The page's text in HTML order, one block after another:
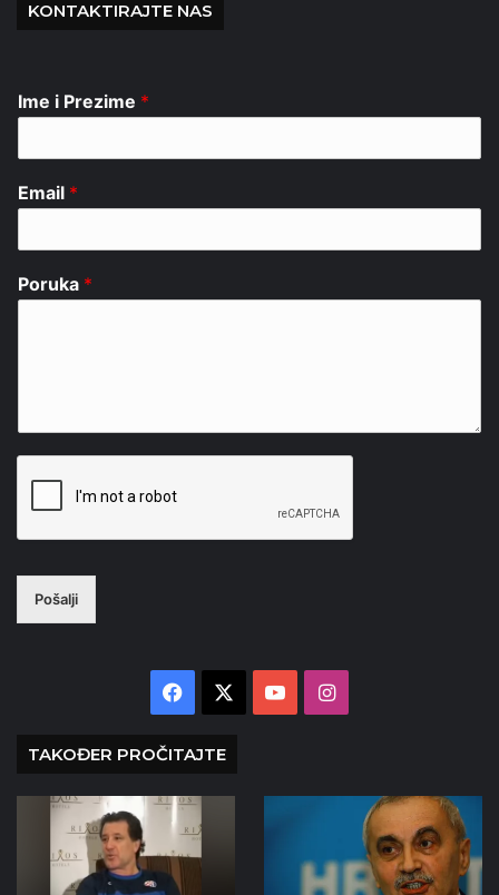
KONTAKTIRAJTE NAS
Ime i Prezime *
Email *
Poruka *
Pošalji
Facebook YouTubeInstagram
TAKOĐER PROČITAJTE